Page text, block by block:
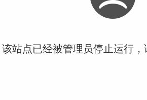
站点已经被管理员停止运行